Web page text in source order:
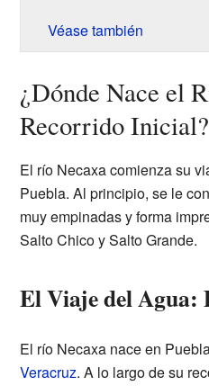
Véase también
¿Dónde Nace el
Recorrido Inicial?
El río Necaxa comienza su
Puebla. Al principio, se le
muy empinadas y forma
Salto Chico y Salto Grande.
El Viaje del Agua:
El río Necaxa nace en
Veracruz. A lo largo de su